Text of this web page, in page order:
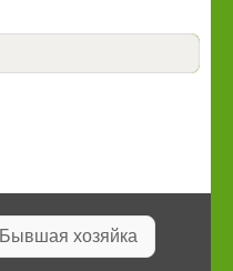
Бывшая хозяйка